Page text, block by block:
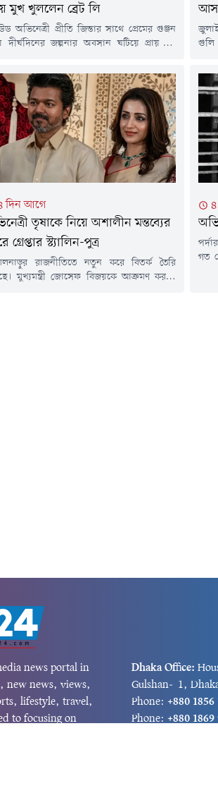
মুখ খুললেন ব্রেট লি
অভিনেত্রী প্রীতি জিন্তার সাথে প্রেমের গুঞ্জন
দীর্ঘদিনের জল্পনার অবসান ঘটিয়ে প্রায় দুই
লি। তিনি জানিয়েছেন, তাদের মধ্যে কখনোই
প্রেমের সম্পর্ক ছিল না। বরং তারা অতীতের
এখনও ভালো বন্ধু এবং তাদের বন্ধুত্ব অটুট
সালে ইন্ডিয়ান প্রিমিয়ার লিগের
গুলি
হয়
সময়
দিন আগে
তৃষাকে নিয়ে অশালীন মন্তব্যের
গ্রেপ্তার স্ট্যালিন-পুত্র
রাজনীতিতে নতুন করে বিতর্ক তৈরি
মুখ্যমন্ত্রী জোসেফ বিজয়কে আক্রমণ করতে
গত
news portal in
new news, views,
lifestyle, travel,
to focusing on
Dhaka Office:
Gulshan-1,
Phone: +880 1856
Phone:+880